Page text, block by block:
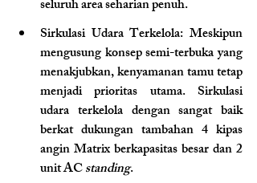
seluruh area seharian penuh.
Sirkulasi Udara Terkelola: Meskipun
mengusung konsep semi-terbuka yang
menakjubkan, kenyamanan tamu tetap
menjadi prioritas utama. Sirkulasi
udara terkelola dengan sangat baik
berkat dukungan tambahan 4 kipas
angin Matrix berkapasitas besar dan 2
unit AC standing.